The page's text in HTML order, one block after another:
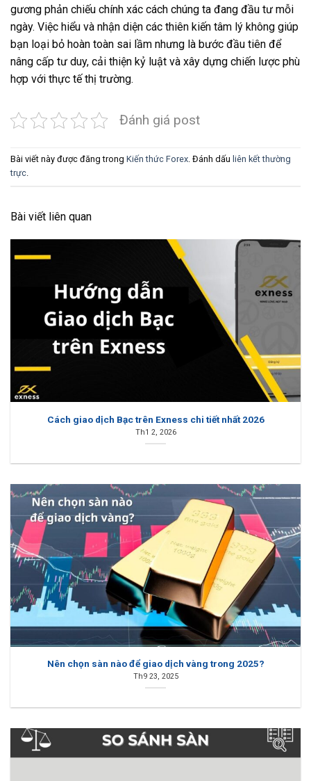
gương phản chiếu chính xác cách chúng ta đang đầu tư mỗi
ngày. Việc hiểu và nhận diện các thiên kiến tâm lý không giúp
bạn loại bỏ hoàn toàn sai lầm nhưng là bước đầu tiên để
nâng cấp tư duy, cải thiện kỷ luật và xây dựng chiến lược phù
hợp với thực tế thị trường.
Đánh giá post
Bài viết này được đăng trong Kiến thức Forex. Đánh dấu liên kết thường
trực.
Bài viết liên quan
Cách giao dịch Bạc trên Exness chi tiết nhất 2026
Th1 2, 2026
Nên chọn sàn nào để giao dịch vàng trong 2025?
Th9 23, 2025